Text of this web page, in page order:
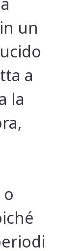
un
a
la